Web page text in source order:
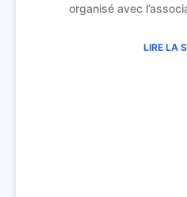
organisé avec
LIRE LA